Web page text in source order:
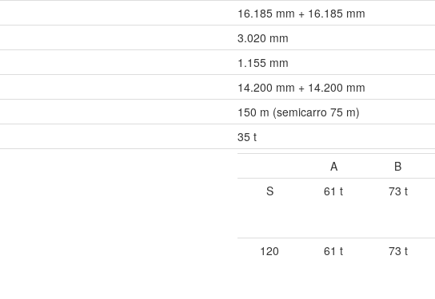
16.185 mm + 16.185 mm
3.020 mm
1.155 mm
14.200 mm + 14.200 mm
150 m (semicarro 75 m)
35 t
A B
S
61 t 73 t
120 61 t 73 t